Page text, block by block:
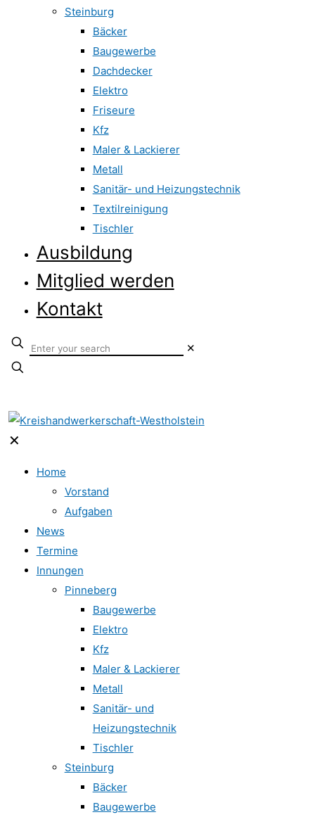
Steinburg
Bäcker
Baugewerbe
Dachdecker
Elektro
Friseure
Kfz
Maler & Lackierer
Metall
Sanitär- und Heizungstechnik
Textilreinigung
Tischler
Ausbildung
Mitglied werden
Kontakt
✕
✕
Home
Vorstand
Aufgaben
News
Termine
Innungen
Pinneberg
Baugewerbe
Elektro
Kfz
Maler & Lackierer
Metall
Sanitär- und
Heizungstechnik
Tischler
Steinburg
Bäcker
Baugewerbe